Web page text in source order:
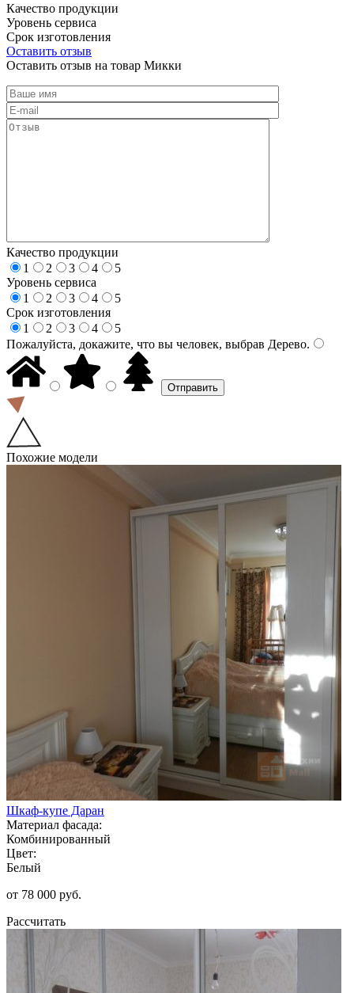
Качество продукции
Уровень сервиса
Срок изготовления
Оставить отзыв
Оставить отзыв на товар Микки
Качество продукции
1
2 3 4
5
Уровень сервиса
1
2 3 4
5
Срок изготовления
1
2 3 4
5
Пожалуйста, докажите, что вы человек, выбрав Дерево.
Похожие модели
Шкаф-купе Даран
Материал фасада:
Комбинированный
Цвет:
Белый
от 78 000 руб.
Рассчитать